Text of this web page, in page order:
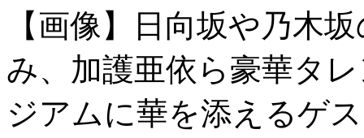
【画像】日向坂や乃木
み、加護亜依ら豪華タ
ジアムに華を添えるゲ